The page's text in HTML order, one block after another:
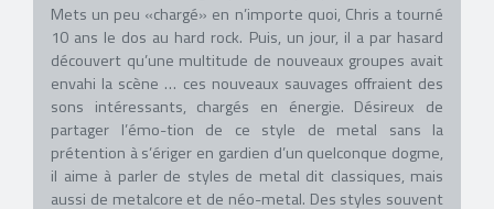
Mets un peu «chargé» en n’importe quoi, Chris a tourné
10 ans le dos au hard rock. Puis, un jour, il a par hasard
découvert qu’une multitude de nouveaux groupes avait
envahi la scène … ces nouveaux sauvages offraient des
sons intéressants, chargés en énergie. Désireux de
partager l’émo-tion de ce style de metal sans la
prétention à s’ériger en gardien d’un quelconque dogme,
il aime à parler de styles de metal dit classiques, mais
aussi de metalcore et de néo-metal. Des styles souvent